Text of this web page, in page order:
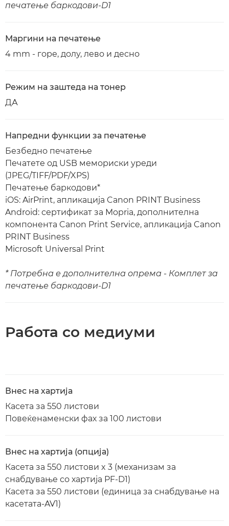
печатење баркодови-D1
Маргини на печатење
4 mm - горе, долу, лево и десно
Режим на заштеда на тонер
ДА
Напредни функции за печатење
Безбедно печатење
Печатете од USB мемориски уреди
(JPEG/TIFF/PDF/XPS)
Печатење баркодови*
iOS: AirPrint, апликација Canon PRINT Business
Android: сертификат за Mopria, дополнителна
компонента Canon Print Service, апликација Canon
PRINT Business
Microsoft Universal Print
* Потребна е дополнителна опрема - Комплет за
печатење баркодови-D1
Работа со медиуми
Внес на хартија
Касета за 550 листови
Повеќенаменски фах за 100 листови
Внес на хартија (опција)
Касета за 550 листови x 3 (механизам за
снабдување со хартија PF-D1)
Касета за 550 листови (единица за снабдување на
касетата-AV1)